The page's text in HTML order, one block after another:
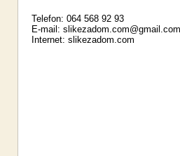
Telefon: 064 568 92 93
E-mail: slikezadom.com@gmail.com
Internet: slikezadom.com